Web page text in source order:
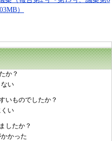
）
か？
い
いものでしたか？
い
したか？
かった